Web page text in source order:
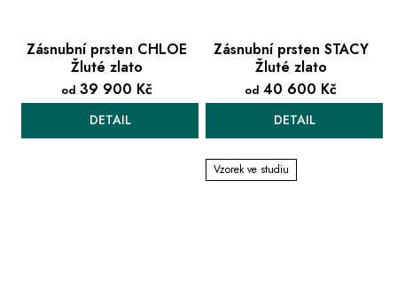
Zásnubní prsten CHLOE
Žluté zlato
od39 900 Kč
DETAIL
Zásnubní prsten STACY
Žluté zlato
od 40 600 Kč
DETAIL
Vzorek ve studiu